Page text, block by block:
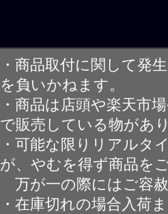
・商品取付に関して発
を負いかねます。
・商品は店頭や楽天市
で販売している物があ
・可能な限りリアルタ
が、やむを得ず商品を
万が一の際にはご容
・在庫切れの場合入荷